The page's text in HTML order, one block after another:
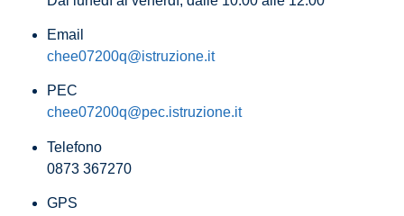
Email
chee07200q@istruzione.it
PEC
chee07200q@pec.istruzione.it
Telefono
0873 367270
GPS